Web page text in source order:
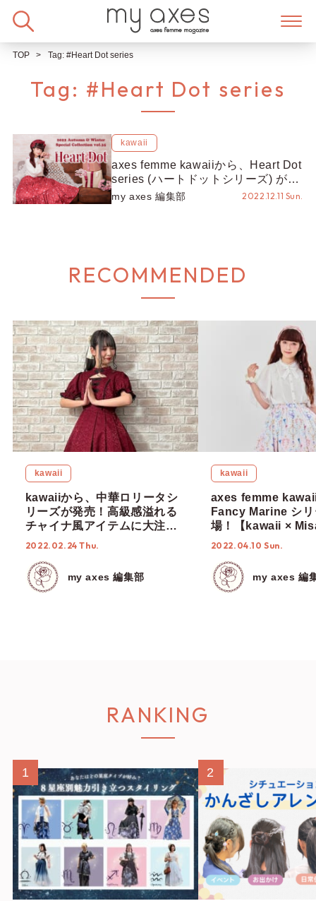
TOP Tag: #Heart Dot series
Tag: #Heart Dot series
kawaii
axes femme kawaiiから、Heart Dot
series (ハートドットシリーズ) が新
登場♡ 【kawaii × Misako Aoki】
my axes 編集部 2022.12.11 Sun.
RECOMMENDED
kawaii
kawaiiから、中華ロリータシ
リーズが発売！高級感溢れる
チャイナ風アイテムに大注目
♩
2022.02.24 Thu.
my axes 編集部
kawaii
axes femme
Fancy Marine シリ
場！【kawaii ×
& RinRin Doll 】
2022.04.10 Sun.
my axes 編
RANKING
1 2